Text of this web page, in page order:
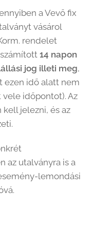
a Vevő fix
vásárol
rendelet
14 napon
jog illeti meg,
ezen idő alatt nem
időpontot). Az
jelezni, és az
az utalványra is a
lemondási